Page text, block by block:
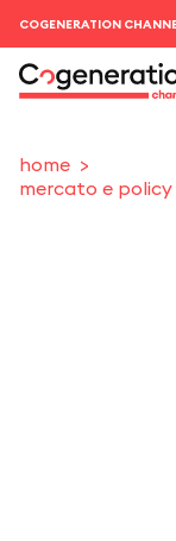
COGENERATION
home
mercato e policy